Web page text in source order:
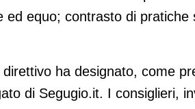
ed equo; contrasto di pratiche
ha designato, come
di Segugio.it. I consiglieri,